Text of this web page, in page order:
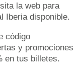
la web para
Iberia disponible.
código
y promociones
en tus billetes.